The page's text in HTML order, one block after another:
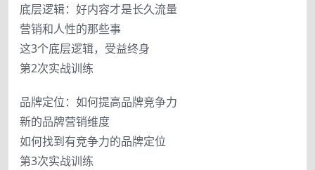
底层逻辑：好内容才是长久流量
营销和人性的那些事
这3个底层逻辑，受益终身
第2次实战训练
品牌定位：如何提高品牌竞争力
新的品牌营销维度
如何找到有竞争力的品牌定位
第3次实战训练